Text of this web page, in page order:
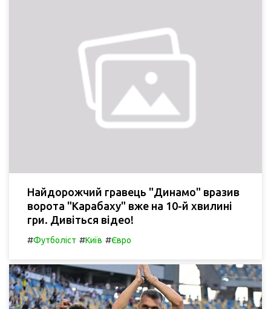
Найдорожчий гравець "Динамо" вразив
ворота "Карабаху" вже на 10-й хвилині
гри. Дивіться відео!
#Футболіст #Київ #Євро